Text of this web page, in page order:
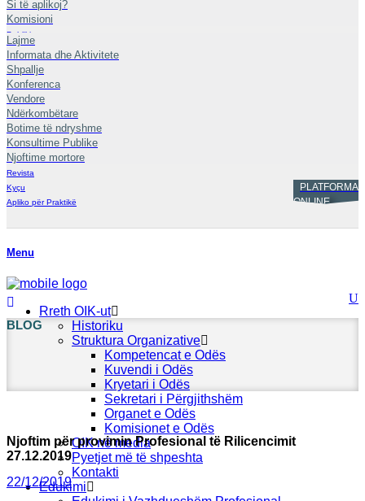
Si të aplikoj?
Komisioni
Publikime
Lajme
Informata dhe Aktivitete
Shpallje
Konferenca
Vendore
Ndërkombëtare
Botime të ndryshme
Konsultime Publike
Njoftime mortore
Revista
PLATFORMA
ONLINE
Kyçu
Apliko për Praktikë
Menu
Rreth OIK-ut
Historiku
Struktura Organizative
Kompetencat e Odës
Kuvendi i Odës
Kryetari i Odës
Sekretari i Përgjithshëm
Organet e Odës
Komisionet e Odës
OIK në media
Pyetjet më të shpeshta
Kontakti
Edukimi
BLOG
Njoftim për provimin Profesional të Rilicencimit
27.12.2019
22/12/2019